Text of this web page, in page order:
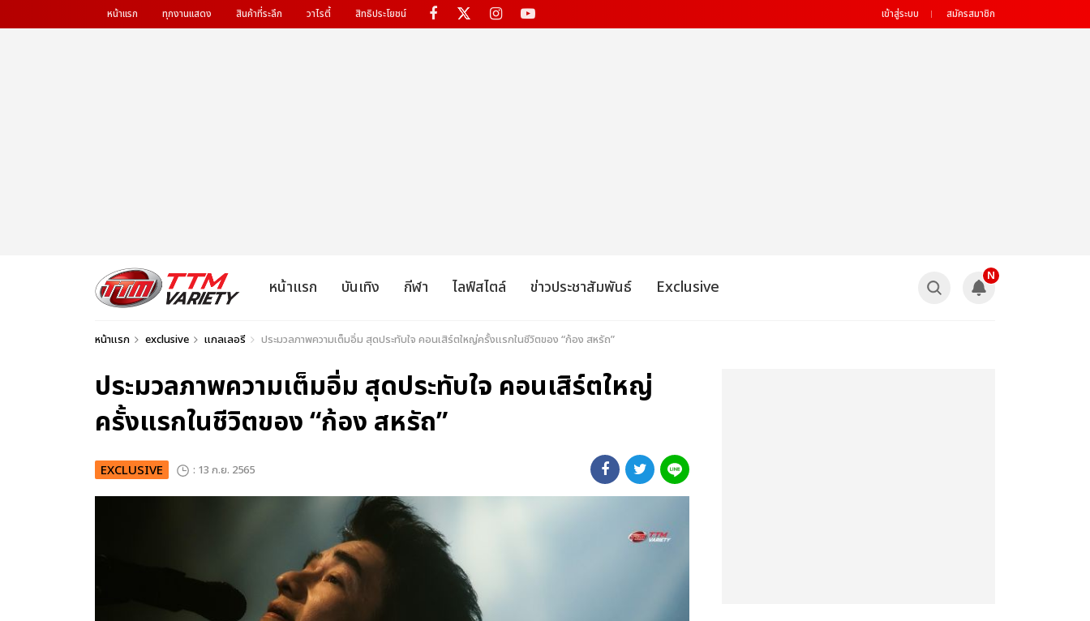
หน้าแรก ทุกงานแสดง สินค้าที่ระลึก วาไรตี้ สิทธิประโยชน์ เข้าสู่ระบบ สมัครสมาชิก
หน้าแรก บันเทิง กีฬา ไลฟ์สไตล์ ข่าวประชาสัมพันธ์ Exclusive
N
หน้าแรก exclusive แกลเลอรี ประมวลภาพความเต็มอิ่ม สุดประทับใจ คอนเสิร์ตใหญ่ครั้งแรกในชีวิตของ “ก้อง สหรัถ”
ประมวลภาพความเต็มอิ่ม สุดประทับใจ คอนเสิร์ตใหญ่
ครั้งแรกในชีวิตของ “ก้อง สหรัถ”
EXCLUSIVE : 13 ก.ย. 2565